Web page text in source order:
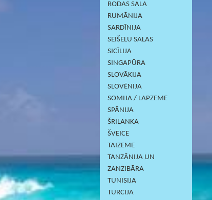
RODAS SALA
RUMĀNIJA
SARDĪNIJА
SEIŠELU SALAS
SICĪLIJA
SINGAPŪRA
SLOVĀKIJA
SLOVĒNIJA
SOMIJA / LAPZEME
SPĀNIJA
ŠRILANKA
ŠVEICE
TAIZEME
TANZĀNIJA UN
ZANZIBĀRA
TUNISIJA
TURCIJA